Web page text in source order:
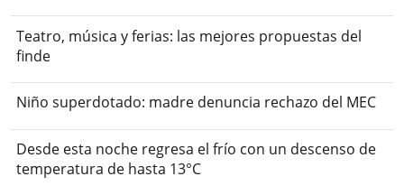
Teatro, música y ferias: las mejores propuestas del
finde
Niño superdotado: madre denuncia rechazo del MEC
Desde esta noche regresa el frío con un descenso de
temperatura de hasta 13°C